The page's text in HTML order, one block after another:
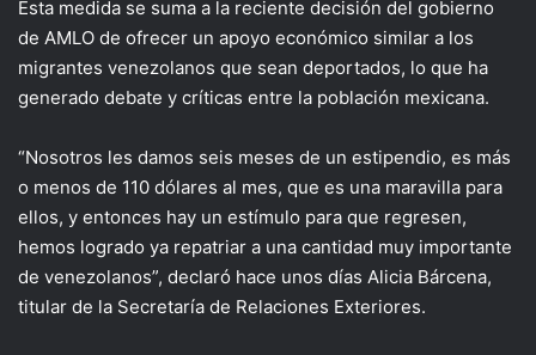
Esta medida se suma a la reciente decisión del gobierno
de AMLO de ofrecer un apoyo económico similar a los
migrantes venezolanos que sean deportados, lo que ha
generado debate y críticas entre la población mexicana.
“Nosotros les damos seis meses de un estipendio, es más
o menos de 110 dólares al mes, que es una maravilla para
ellos, y entonces hay un estímulo para que regresen,
hemos logrado ya repatriar a una cantidad muy importante
de venezolanos”, declaró hace unos días Alicia Bárcena,
titular de la Secretaría de Relaciones Exteriores.